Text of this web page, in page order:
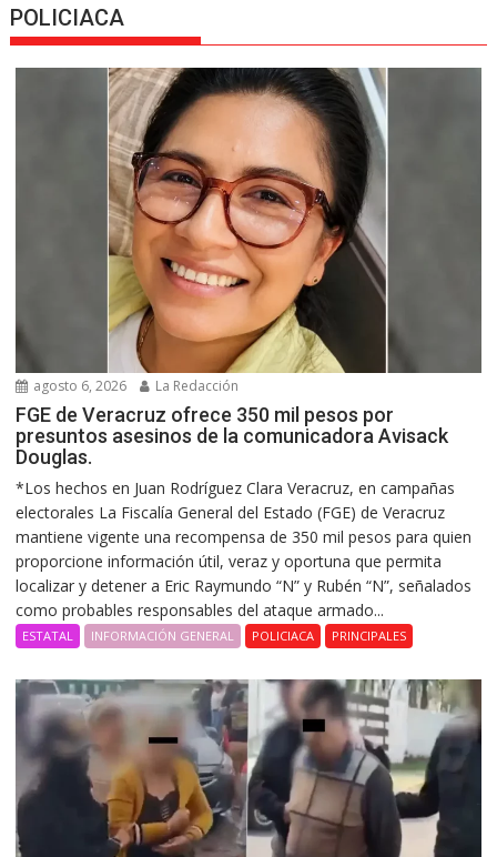
POLICIACA
agosto 6, 2026 La Redacción
FGE de Veracruz ofrece 350 mil pesos por
presuntos asesinos de la comunicadora Avisack
Douglas.
*Los hechos en Juan Rodríguez Clara Veracruz, en campañas
electorales La Fiscalía General del Estado (FGE) de Veracruz
mantiene vigente una recompensa de 350 mil pesos para quien
proporcione información útil, veraz y oportuna que permita
localizar y detener a Eric Raymundo “N” y Rubén “N”, señalados
como probables responsables del ataque armado...
ESTATAL INFORMACIÓN GENERAL POLICIACA PRINCIPALES